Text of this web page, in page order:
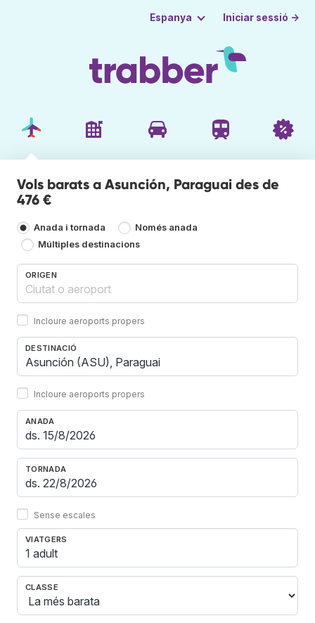
Espanya Iniciar sessió →
Vols barats a Asunción, Paraguai des de
476 €
Anada i tornada
Només anada
Múltiples destinacions
ORIGEN
Incloure aeroports propers
DESTINACIÓ
Incloure aeroports propers
ANADA
TORNADA
Sense escales
VIATGERS
1 adult
CLASSE